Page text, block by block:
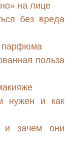
на лице
без вреда
парфюма
польза
нужен и как
и зачем они